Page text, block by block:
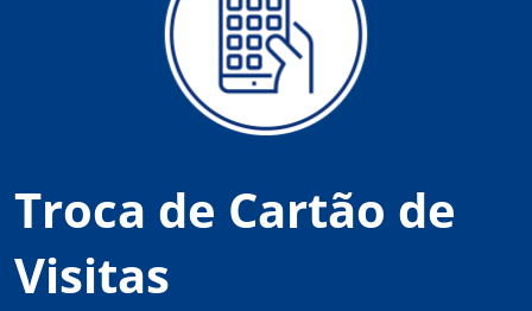
Troca de Cartão de
Visitas